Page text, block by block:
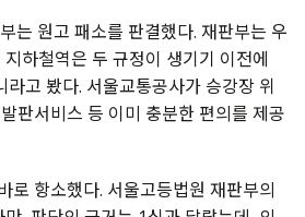
는 원고 패소를 판결했다. 재판부는 우
하철역은 두 규정이 생기기 이전에
라고 봤다. 서울교통공사가 승강장 위
판서비스 등 이미 충분한 편의를 제공
로 항소했다. 서울고등법원 재판부의